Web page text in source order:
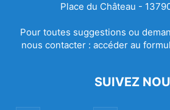
Place du Château -
Pour toutes suggestions ou
nous contacter : accéder au
SUIVEZ